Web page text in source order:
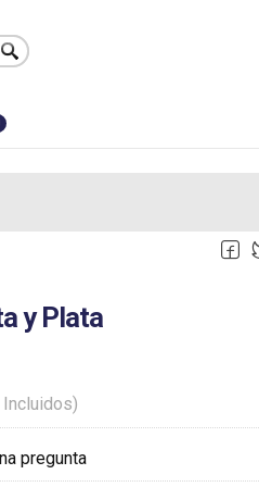
y Plata
Incluidos)
pregunta